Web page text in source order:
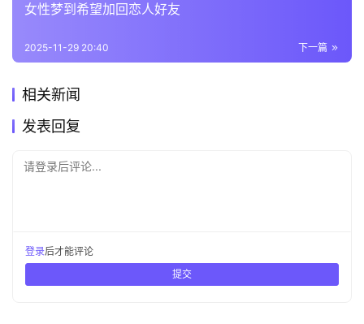
女性梦到希望加回恋人好友
下一篇
2025-11-29 20:40
相关新闻
发表回复
请登录后评论...
登录后才能评论
提交